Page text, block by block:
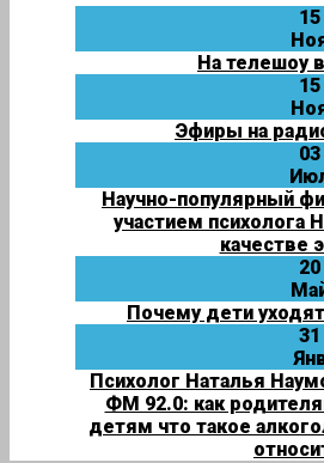
15
На телешоу
15
Эфиры на
03
Научно-популярный
участием психолога
качестве
20
Почему дети
31
Психолог Наталья
ФМ 92.0: как
детям что такое